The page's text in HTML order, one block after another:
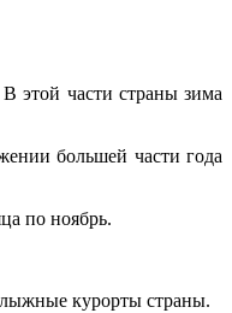
этой части страны зима
большей части года
по ноябрь.
курорты страны.